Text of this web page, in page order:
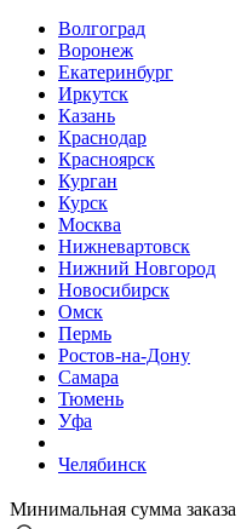
Волгоград
Воронеж
Екатеринбург
Иркутск
Казань
Краснодар
Красноярск
Курган
Курск
Москва
Нижневартовск
Нижний Новгород
Новосибирск
Омск
Пермь
Ростов-на-Дону
Самара
Тюмень
Уфа
Челябинск
Минимальная сумма заказа